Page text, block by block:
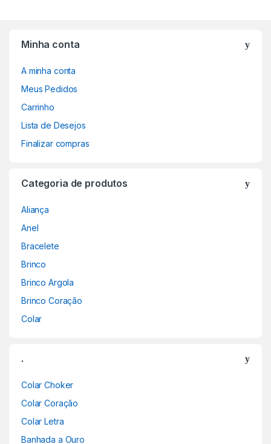
Minha conta
A minha conta
Meus Pedidos
Carrinho
Lista de Desejos
Finalizar compras
Categoria de produtos
Aliança
Anel
Bracelete
Brinco
Brinco Argola
Brinco Coração
Colar
.
Colar Choker
Colar Coração
Colar Letra
Banhada a Ouro